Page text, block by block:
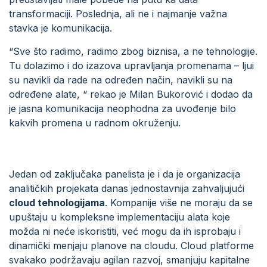
transformaciji. Poslednja, ali ne i najmanje važna
stavka je komunikacija.
“Sve što radimo, radimo zbog biznisa, a ne tehnologije.
Tu dolazimo i do izazova upravljanja promenama – ljui
su navikli da rade na određen način, navikli su na
određene alate, “ rekao je Milan Bukorović i dodao da
je jasna komunikacija neophodna za uvođenje bilo
kakvih promena u radnom okruženju.
Jedan od zaključaka panelista je i da je organizacija
analitičkih projekata danas jednostavnija zahvaljujući
cloud tehnologijama. Kompanije više ne moraju da se
upuštaju u kompleksne implementaciju alata koje
možda ni neće iskoristiti, već mogu da ih isprobaju i
dinamički menjaju planove na cloudu. Cloud platforme
svakako podržavaju agilan razvoj, smanjuju kapitalne